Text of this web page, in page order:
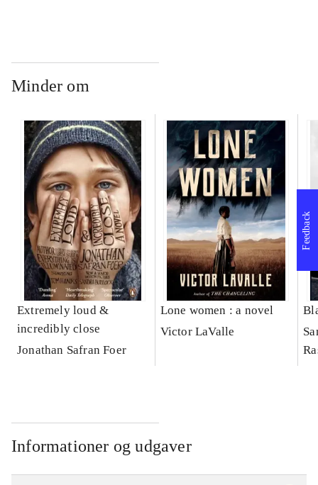
Minder om
Extremely loud &
incredibly close
Jonathan Safran Foer
Lone women : a novel
Victor LaValle
Informationer og udgaver
Feedback